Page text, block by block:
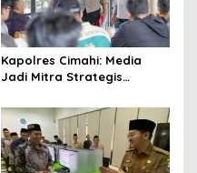
Kapolres Cimahi: Media
Jadi Mitra Strategis
Publik